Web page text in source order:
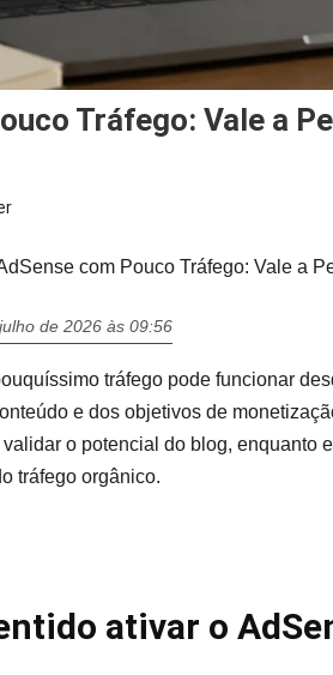
Tráfego: Vale a
com Pouco Tráfego: Vale a
de 2026 às 09:56
tráfego pode funcionar
e dos objetivos de
o potencial do blog, enquanto
tráfego orgânico.
ativar o